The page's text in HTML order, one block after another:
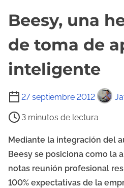
Beesy, una
de toma de
inteligente
27 septiembre 2012
T
e
m
p
o
d
3 minutos de lectura
Mediante la integración del
Beesy se posiciona como la
notas reunión profesional
100% expectativas de la